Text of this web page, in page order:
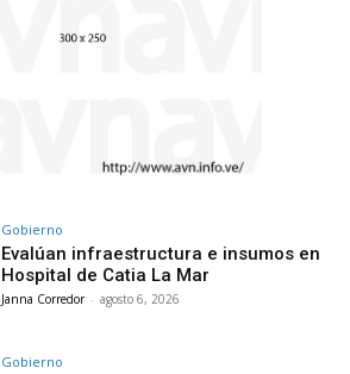
Gobierno
Evalúan infraestructura e insumos en
Hospital de Catia La Mar
Janna Corredor - agosto 6, 2026
Gobierno